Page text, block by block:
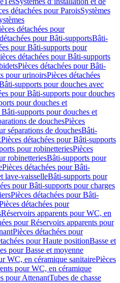
détachées pour ParoisSystèmes
détachées pour
pour Bâti-supportsBâti-
pour Bâti-supports pour
détachées pour Bâti-supports
Pièces détachées pour Bâti-
pour urinoirsPièces détachées
supports pour douches avec
pour Bâti-supports pour douches
pour douches et
supports pour douches et
de douchesPièces
séparations de douchesBâti-
Pièces détachées pour Bâti-supports
pour robinetteriesPièces
robinetteriesBâti-supports pour
Pièces détachées pour Bâti-
lave-vaisselleBâti-supports pour
pour Bâti-supports pour charges
Pièces détachées pour Bâti-
détachées pour
Réservoirs apparents pour WC, en
pour Réservoirs apparents pour
Pièces détachées pour
pour Haute positionBasse et
pour Basse et moyenne
WC, en céramique sanitairePièces
pour WC, en céramique
pour AttenantTubes de chasse